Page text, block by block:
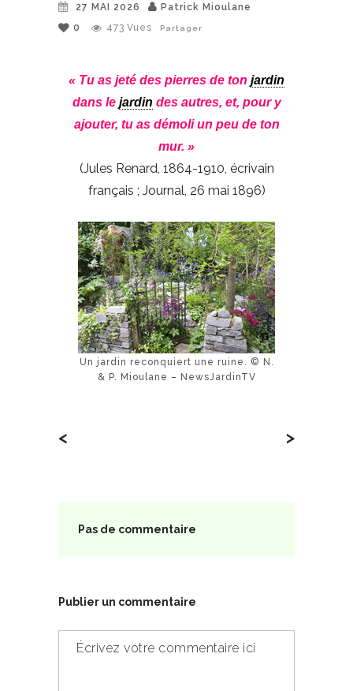
27 MAI 2026
Patrick Mioulane
0
473 Vues Partager
« Tu as jeté des pierres de ton jardin
dans le jardin des autres, et, pour y
ajouter, tu as démoli un peu de ton
mur. »
(Jules Renard, 1864-1910, écrivain
français ; Journal, 26 mai 1896)
Un jardin reconquiert une ruine. © N.
& P. Mioulane – NewsJardinTV
< >
Pas de commentaire
Publier un commentaire